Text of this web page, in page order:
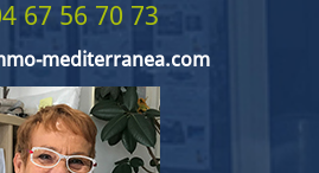
67 56 70 73
mediterranea.com